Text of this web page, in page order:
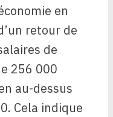
en
retour de
de
256 000
au-dessus
Cela indique